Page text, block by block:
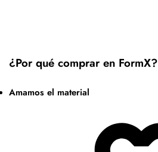
¿Por qué comprar en FormX?
Amamos el material